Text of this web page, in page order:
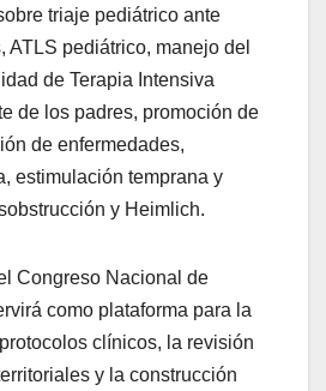
triaje pediátrico ante
ATLS pediátrico, manejo del
de Terapia Intensiva
de los padres, promoción de
de enfermedades,
estimulación temprana y
y Heimlich.
Congreso Nacional de
como plataforma para la
clínicos, la revisión
y la construcción